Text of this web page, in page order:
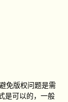
免版权问题是需
是可以的，一般